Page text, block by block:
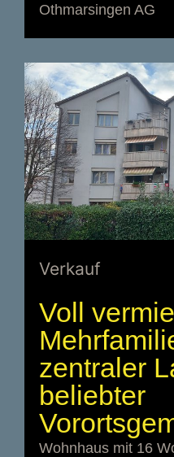
Othmarsingen AG
Verkauf
Voll
zentraler
beliebter
Wohnhaus mit 16